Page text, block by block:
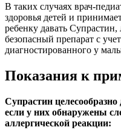
В таких случаях врач-
здоровья детей и
ребенку давать
безопасный препарат с
диагностированного у
Показания к
Супрастин целесообразно
если у них обнаружены
аллергической реакции: